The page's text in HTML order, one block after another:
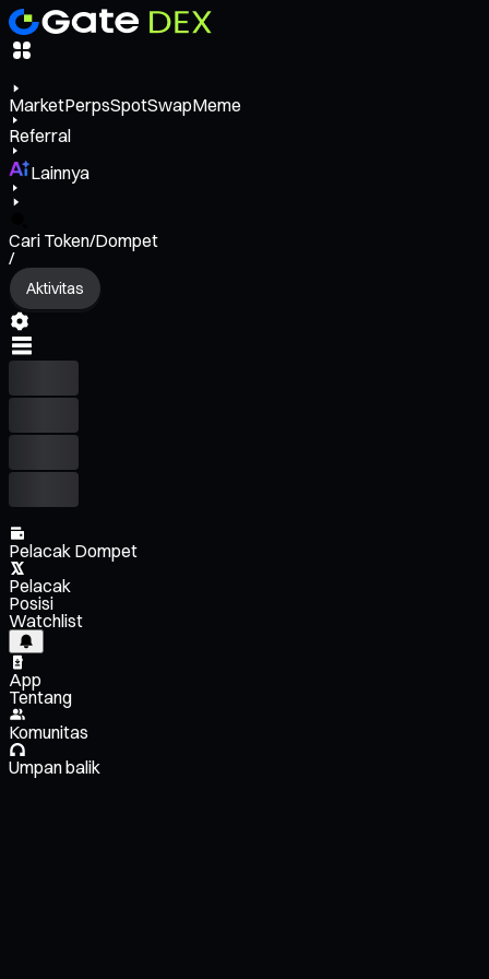
MarketPerpsSpotSwapMeme
Referral
Lainnya
Cari Token/Dompet
/
Aktivitas
Pelacak Dompet
Pelacak
Posisi
Watchlist
App
Tentang
Komunitas
Umpan balik